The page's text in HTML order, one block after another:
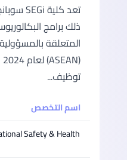
ذلك برامج
توظيف...
اسم التخصص
Safety & Health